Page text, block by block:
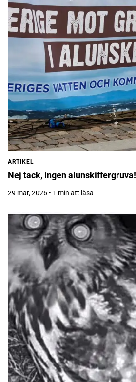
ARTIKEL
Nej tack, ingen alunskiffergruva!
29 mar, 2026 • 1 min att läsa